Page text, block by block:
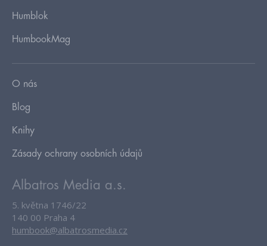
Humblok
HumbookMag
O nás
Blog
Knihy
Zásady ochrany osobních údajů
Albatros Media a.s.
5. května 1746/22
140 00 Praha 4
humbook@albatrosmedia.cz